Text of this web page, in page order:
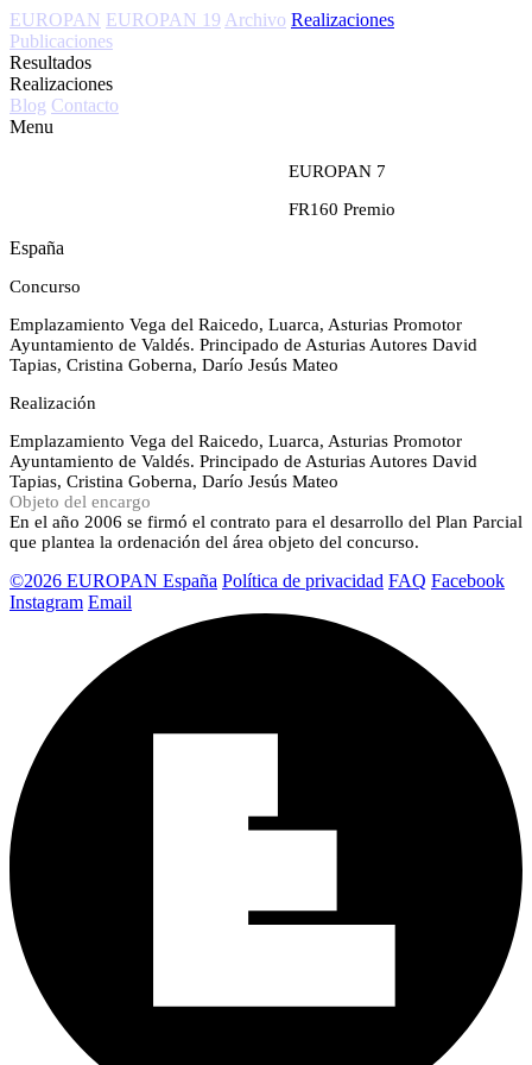
EUROPAN EUROPAN 19 Archivo Realizaciones
Publicaciones
Resultados
Realizaciones
Blog Contacto
Menu
EUROPAN 7
FR160 Premio
España
Concurso
Emplazamiento Vega del Raicedo, Luarca, Asturias Promotor
Ayuntamiento de Valdés. Principado de Asturias Autores David
Tapias, Cristina Goberna, Darío Jesús Mateo
Realización
Emplazamiento Vega del Raicedo, Luarca, Asturias Promotor
Ayuntamiento de Valdés. Principado de Asturias Autores David
Tapias, Cristina Goberna, Darío Jesús Mateo
Objeto del encargo
En el año 2006 se firmó el contrato para el desarrollo del Plan Parcial
que plantea la ordenación del área objeto del concurso.
©2026 EUROPAN España Política de privacidad FAQ Facebook
Instagram Email